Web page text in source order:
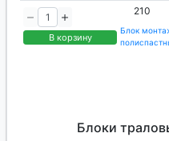
В корзину
210
Блок
Блоки